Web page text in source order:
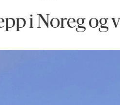
i Noreg og